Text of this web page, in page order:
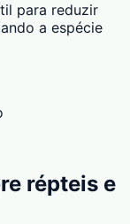
para reduzir
a espécie
répteis e